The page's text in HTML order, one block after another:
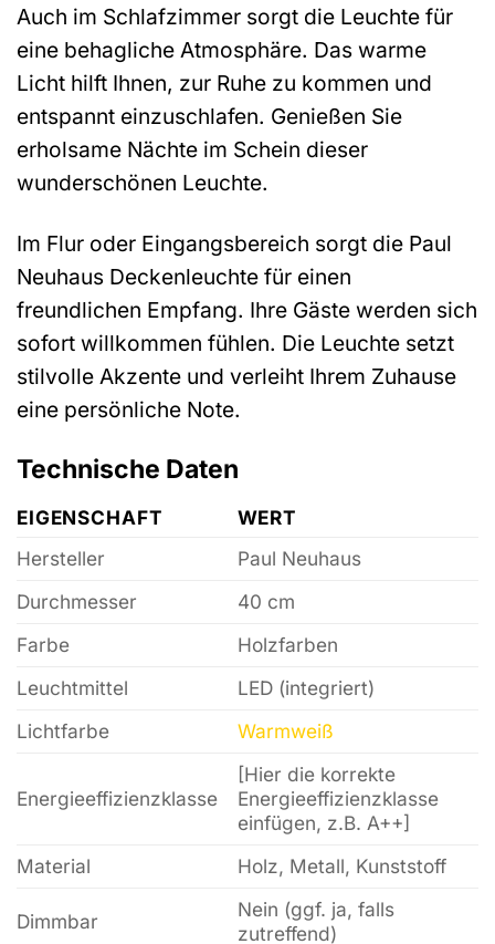
Auch im Schlafzimmer sorgt die Leuchte für
eine behagliche Atmosphäre. Das warme
Licht hilft Ihnen, zur Ruhe zu kommen und
entspannt einzuschlafen. Genießen Sie
erholsame Nächte im Schein dieser
wunderschönen Leuchte.
Im Flur oder Eingangsbereich sorgt die Paul
Neuhaus Deckenleuchte für einen
freundlichen Empfang. Ihre Gäste werden sich
sofort willkommen fühlen. Die Leuchte setzt
stilvolle Akzente und verleiht Ihrem Zuhause
eine persönliche Note.
Technische Daten
EIGENSCHAFT
WERT
Hersteller
Paul Neuhaus
Durchmesser
40 cm
Farbe
Holzfarben
Leuchtmittel
LED (integriert)
Lichtfarbe
Warmweiß
Energieeffizienzklasse
[Hier die korrekte
Energieeffizienzklasse
einfügen, z.B. A++]
Material
Holz, Metall, Kunststoff
Dimmbar
Nein (ggf. ja, falls
zutreffend)